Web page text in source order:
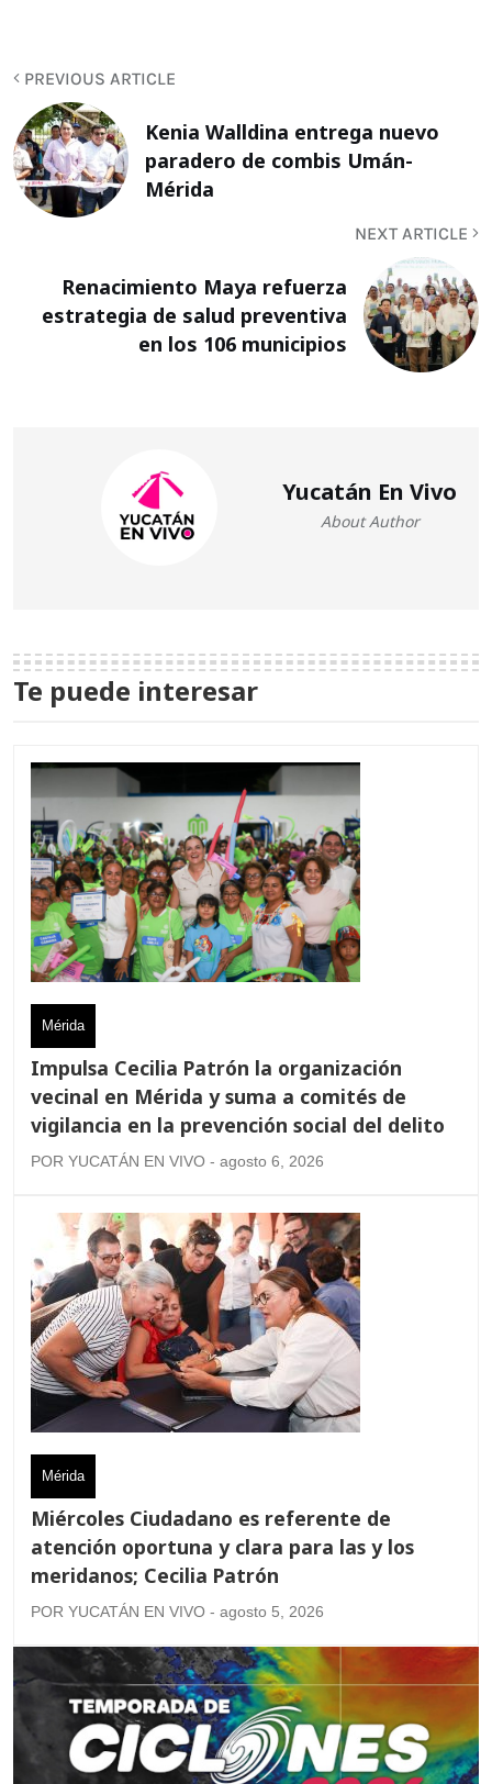
PREVIOUS ARTICLE
Kenia Walldina entrega nuevo
paradero de combis Umán-
Mérida
NEXT ARTICLE
Renacimiento Maya refuerza
estrategia de salud preventiva
en los 106 municipios
Yucatán En Vivo
About Author
Te puede interesar
Mérida
Impulsa Cecilia Patrón la organización
vecinal en Mérida y suma a comités de
vigilancia en la prevención social del delito
POR YUCATÁN EN VIVO - agosto 6, 2026
Mérida
Miércoles Ciudadano es referente de
atención oportuna y clara para las y los
meridanos; Cecilia Patrón
POR YUCATÁN EN VIVO - agosto 5, 2026